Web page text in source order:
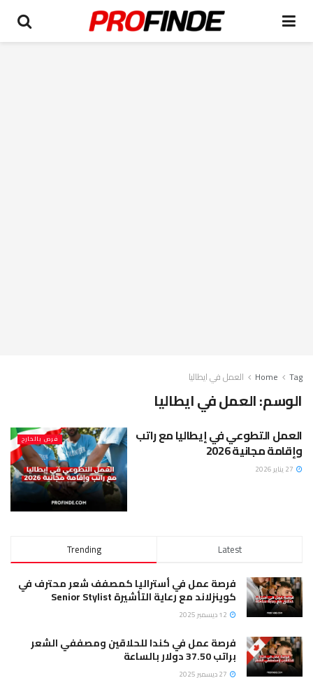
Home Tag العمل في ايطاليا
الوسم:العمل في ايطاليا
فرص بالخارج العمل التطوعي في إيطاليا مع راتب
وإقامة مجانية 2026
Trending Latest
فرصة عمل في أستراليا كمصفف شعر محترف في
كوينزلاند مع رعاية التأشيرة Senior Stylist
فرصة عمل في كندا للحلاقين ومصففي الشعر
براتب 37.50 دولار بالساعة